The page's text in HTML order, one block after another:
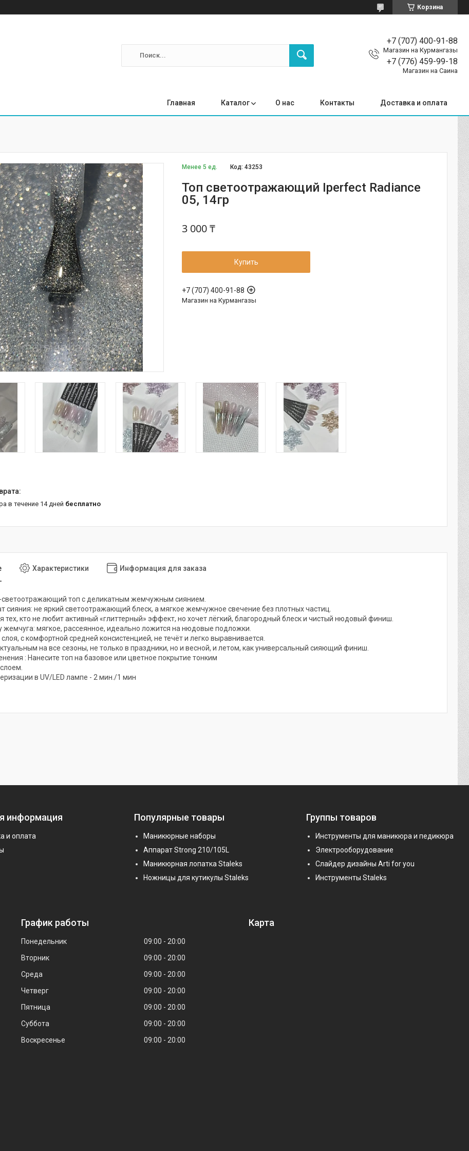
Корзина
+7 (707) 400-91-88
Магазин на Курмангазы
+7 (776) 459-99-18
Магазин на Саина
Главная Каталог О нас Контакты Доставка и оплата
Менее 5 ед. Код:43253
Топ светоотражающий Iperfect Radiance
05, 14гр
3 000 ₸
Купить
+7 (707) 400-91-88
Магазин на Курмангазы
в течение 14 дней бесплатно
Характеристики Информация для заказа
светоотражающий топ с деликатным жемчужным сиянием.
сияния: не яркий светоотражающий блеск, а мягкое жемчужное свечение без плотных частиц.
тех, кто не любит активный «глиттерный» эффект, но хочет лёгкий, благородный блеск и чистый нюдовый финиш.
жемчуга: мягкое, рассеянное, идеально ложится на нюдовые подложки.
слоя, с комфортной средней консистенцией, не течёт и легко выравнивается.
на все сезоны, не только в праздники, но и весной, и летом, как универсальный сияющий финиш.
: Нанесите топ на базовое или цветное покрытие тонким
в UV/LED лампе - 2 мин./1 мин
информация
и оплата
Популярные товары
Маникюрные наборы
Аппарат Strong 210/105L
Маникюрная лопатка Staleks
Ножницы для кутикулы Staleks
Группы товаров
Инструменты для маникюра и педикюра
Электрооборудование
Слайдер дизайны Arti for you
Инструменты Staleks
График работы
Понедельник 09:00
20:00
Вторник
09:00
20:00
Среда
09:00
20:00
Четверг
09:00
20:00
Пятница
09:00
20:00
Суббота
09:00
20:00
Воскресенье
09:00 20:00
Карта